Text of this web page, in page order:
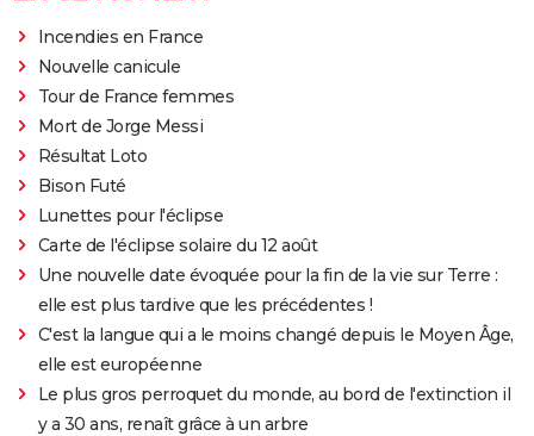
Incendies en France
Nouvelle canicule
Tour de France femmes
Mort de Jorge Messi
Résultat Loto
Bison Futé
Lunettes pour l'éclipse
Carte de l'éclipse solaire du 12 août
Une nouvelle date évoquée pour la fin de la vie sur Terre :
elle est plus tardive que les précédentes !
C'est la langue qui a le moins changé depuis le Moyen Âge,
elle est européenne
Le plus gros perroquet du monde, au bord de l'extinction il
y a 30 ans, renaît grâce à un arbre